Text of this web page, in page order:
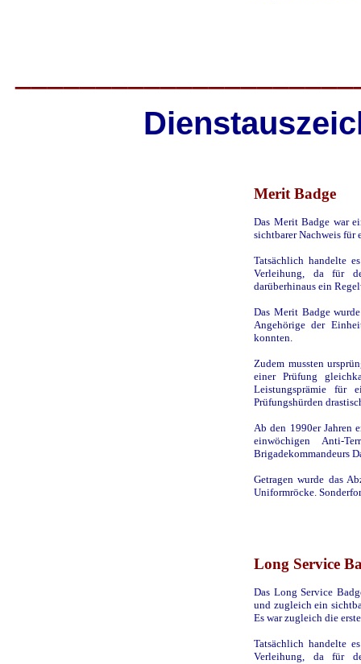
Merit Badge
Das Merit Badge war
sichtbarer Nachweis
Tatsächlich handelte
Verleihung, da für
darüberhinaus ein
Das Merit Badge
Angehörige der
konnten.
Zudem mussten
einer Prüfung
Leistungsprämie für
Prüfungshürden
Ab den 1990er Jahren
einwöchigen Anti-
Brigadekommandeurs
Getragen wurde das
Uniformröcke.
Long Service
Das Long Service
und zugleich ein
Es war zugleich die
Tatsächlich handelte
Verleihung, da für